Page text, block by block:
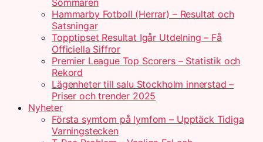
Sommaren
Hammarby Fotboll (Herrar) – Resultat och
Satsningar
Topptipset Resultat Igår Utdelning – Få
Officiella Siffror
Premier League Top Scorers – Statistik och
Rekord
Lägenheter till salu Stockholm innerstad –
Priser och trender 2025
Nyheter
Första symtom på lymfom – Upptäck Tidiga
Varningstecken